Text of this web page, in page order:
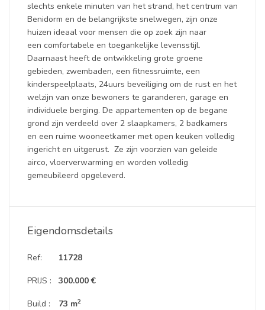
slechts enkele minuten van het strand, het centrum van
Benidorm en de belangrijkste snelwegen, zijn onze
huizen ideaal voor mensen die op zoek zijn naar
een comfortabele en toegankelijke levensstijl.
Daarnaast heeft de ontwikkeling grote groene
gebieden, zwembaden, een fitnessruimte, een
kinderspeelplaats, 24uurs beveiliging om de rust en het
welzijn van onze bewoners te garanderen, garage en
individuele berging. De appartementen op de begane
grond zijn verdeeld over 2 slaapkamers, 2 badkamers
en een ruime wooneetkamer met open keuken volledig
ingericht en uitgerust. Ze zijn voorzien van geleide
airco, vloerverwarming en worden volledig
gemeubileerd opgeleverd.
Eigendomsdetails
Ref:
PRIJS :
Build :
11728
300.000 €
73 m2